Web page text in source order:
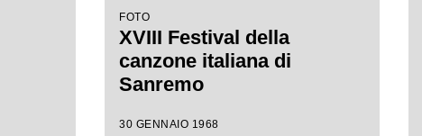
FOTO
XVIII Festival della
canzone italiana di
Sanremo
30 GENNAIO 1968